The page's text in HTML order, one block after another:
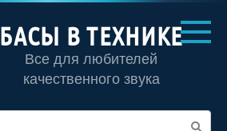
БАСЫ В ТЕХНИКЕ
Все для любителей
качественного звука